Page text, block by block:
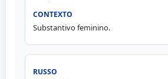
Substantivo feminino.